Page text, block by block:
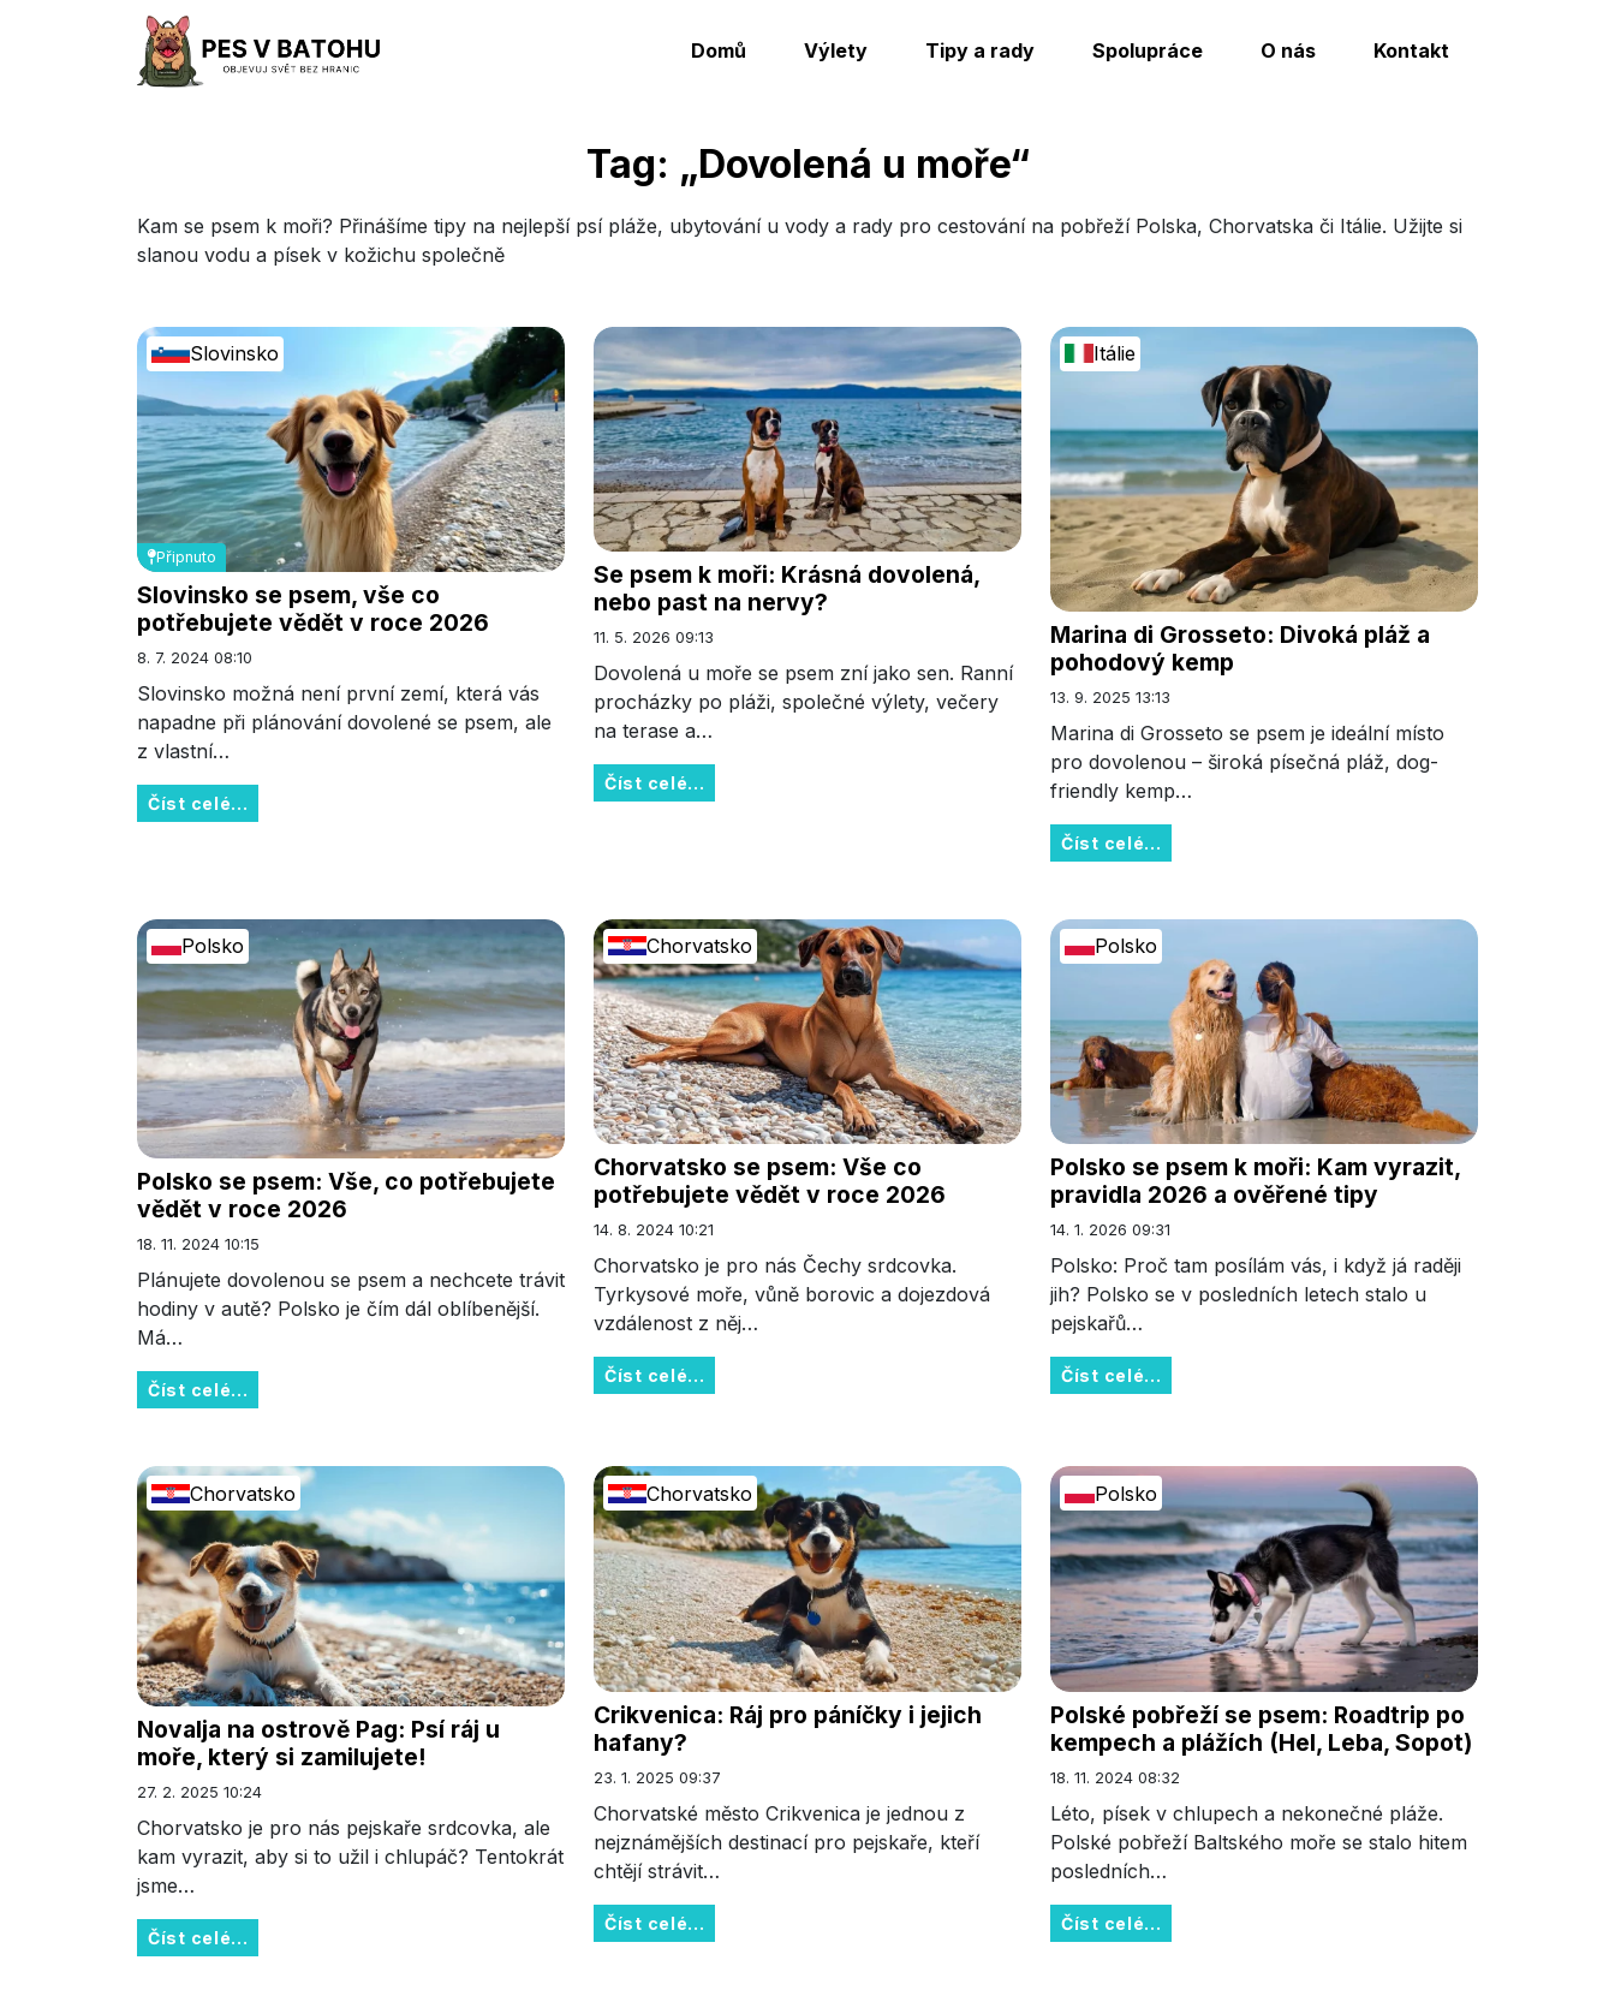
Domů Výlety Tipy a rady Spolupráce O nás Kontakt
Tag: „Dovolená u moře“
Kam se psem k moři? Přinášíme tipy na nejlepší psí pláže, ubytování u vody a rady pro cestování na pobřeží Polska, Chorvatska či Itálie. Užijte si
slanou vodu a písek v kožichu společně
Připnuto
Slovinsko
Slovinsko se psem, vše co
potřebujete vědět v roce 2026
8. 7. 2024 08:10
Slovinsko možná není první zemí, která vás
napadne při plánování dovolené se psem, ale
z vlastní…
Číst celé...
Se psem k moři: Krásná dovolená,
nebo past na nervy?
11. 5. 2026 09:13
Dovolená u moře se psem zní jako sen. Ranní
procházky po pláži, společné výlety, večery
na terase a…
Číst celé...
Itálie
Marina di Grosseto: Divoká pláž a
pohodový kemp
13. 9. 2025 13:13
Marina di Grosseto se psem je ideální místo
pro dovolenou – široká písečná pláž, dog-
friendly kemp…
Číst celé...
Polsko
Polsko se psem: Vše, co potřebujete
vědět v roce 2026
18. 11. 2024 10:15
Plánujete dovolenou se psem a nechcete trávit
hodiny v autě? Polsko je čím dál oblíbenější.
Má…
Číst celé...
Chorvatsko
Chorvatsko se psem: Vše co
potřebujete vědět v roce 2026
14. 8. 2024 10:21
Chorvatsko je pro nás Čechy srdcovka.
Tyrkysové moře, vůně borovic a dojezdová
vzdálenost z něj…
Číst celé...
Polsko
Polsko se psem k moři: Kam vyrazit,
pravidla 2026 a ověřené tipy
14. 1. 2026 09:31
Polsko: Proč tam posílám vás, i když já raději
jih? Polsko se v posledních letech stalo u
pejskařů…
Číst celé...
Chorvatsko
Novalja na ostrově Pag: Psí ráj u
moře, který si zamilujete!
27. 2. 2025 10:24
Chorvatsko je pro nás pejskaře srdcovka, ale
kam vyrazit, aby si to užil i chlupáč? Tentokrát
jsme…
Číst celé...
Chorvatsko
Crikvenica: Ráj pro páníčky i jejich
hafany?
23. 1. 2025 09:37
Chorvatské město Crikvenica je jednou z
nejznámějších destinací pro pejskaře, kteří
chtějí strávit…
Číst celé...
Polsko
Polské pobřeží se psem: Roadtrip po
kempech a plážích (Hel, Leba, Sopot)
18. 11. 2024 08:32
Léto, písek v chlupech a nekonečné pláže.
Polské pobřeží Baltského moře se stalo hitem
posledních…
Číst celé...